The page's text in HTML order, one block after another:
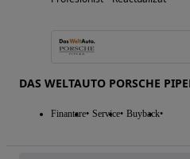
DAS WELTAUTO PORSCHE
Finantare Service Buyback